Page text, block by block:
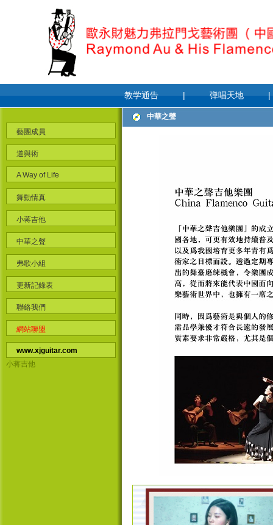
教学通告 | 弹唱天地 |
藝團成員
道與術
A Way of Life
舞動情真
小蒋吉他
中華之聲
弗歌小組
更新記錄表
聯絡我們
網站聯盟
www.xjguitar.com
小蒋吉他
中華之聲